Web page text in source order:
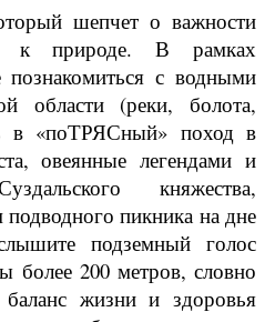
шепчет о важности
к природе. В рамках
с водными
области (реки, болота,
в «поТРЯСный» поход в
овеянные легендами и
княжества,
подводного пикника на дне
подземный голос
более 200 метров, словно
жизни и здоровья